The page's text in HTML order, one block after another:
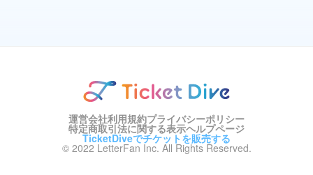
運営会社利用規約プライバシーポリシー
特定商取引法に関する表示ヘルプページ
TicketDiveでチケットを販売する
© 2022 LetterFan Inc. All Rights Reserved.